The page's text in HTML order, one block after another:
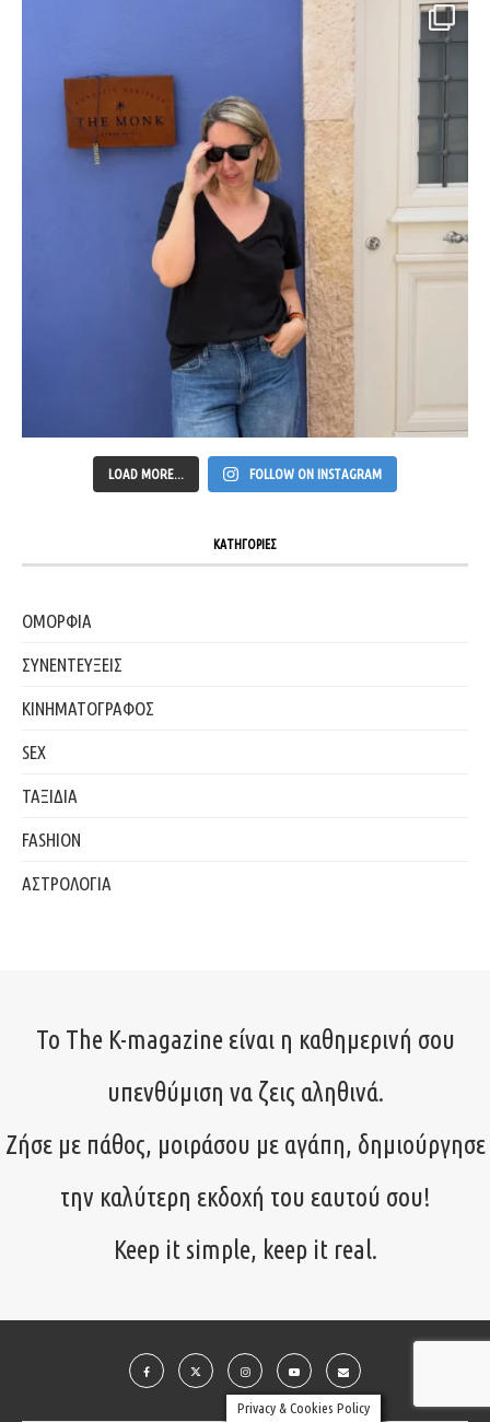
LOAD MORE... FOLLOW ON INSTAGRAM
ΚΑΤΗΓΟΡΙΕΣ
ΟΜΟΡΦΙΑ
ΣΥΝΕΝΤΕΥΞΕΙΣ
ΚΙΝΗΜΑΤΟΓΡΑΦΟΣ
SEX
ΤΑΞΙΔΙΑ
FASHION
ΑΣΤΡΟΛΟΓΙΑ
Το The K-magazine είναι η καθημερινή σου
υπενθύμιση να ζεις αληθινά.
Ζήσε με πάθος, μοιράσου με αγάπη, δημιούργησε
την καλύτερη εκδοχή του εαυτού σου!
Keep it simple, keep it real.
Privacy & Cookies Policy